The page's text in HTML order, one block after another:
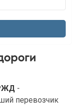
-
перевозчик